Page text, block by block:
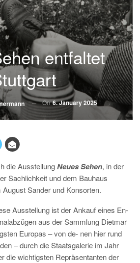
entfaltet
On6. January 2025
die AusstellungNeues Sehen, in der
Sachlichkeit und dem Bauhaus
Sander und Konsorten.
Ausstellung ist der Ankauf eines En-
aus der Sammlung Dietmar
Europas – von de- nen hier rund
– durch die Staatsgalerie im Jahr
die wichtigsten Repräsentanten der